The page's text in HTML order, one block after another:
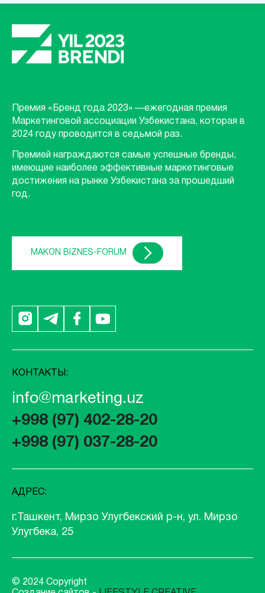
Премия «Бренд года 2023» —ежегодная премия
Маркетинговой ассоциации Узбекистана, которая в
2024 году проводится в седьмой раз.
Премией награждаются самые успешные бренды,
имеющие наиболее эффективные маркетинговые
достижения на рынке Узбекистана за прошедший
год.
MAKON BIZNES-FORUM
КОНТАКТЫ:
info@marketing.uz
+998 (97) 402-28-20
+998 (97) 037-28-20
АДРЕС:
г.Ташкент, Мирзо Улугбекский р-н, ул. Мирзо
Улугбека, 25
© 2024 Copyright